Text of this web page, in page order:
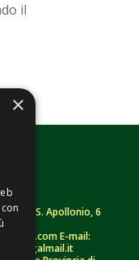
il
Strada S. Apollonio, 6
E-mail:
×